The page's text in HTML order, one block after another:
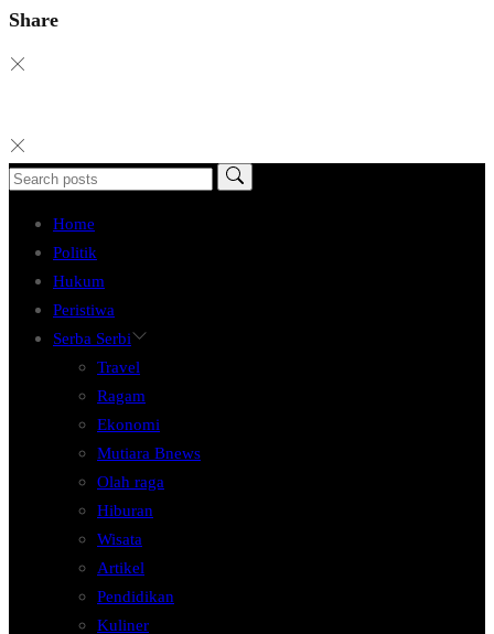
Share
Home
Politik
Hukum
Peristiwa
Serba Serbi
Travel
Ragam
Ekonomi
Mutiara Bnews
Olah raga
Hiburan
Wisata
Artikel
Pendidikan
Kuliner